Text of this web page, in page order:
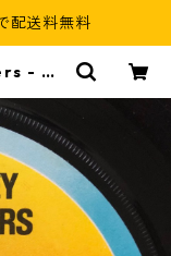
配送料無料
‎- Sa